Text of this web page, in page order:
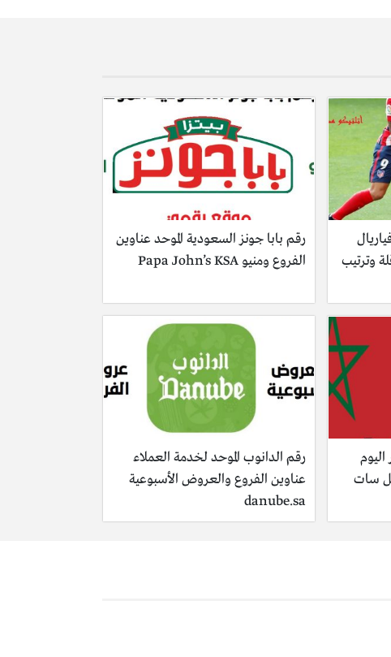
وترتيب
رقم بابا جونز السعودية الموحد عناوين
الفروع ومنيو Papa John’s KSA
سات
رقم الدانوب الموحد لخدمة العملاء
عناوين الفروع والعروض الأسبوعية
danube.sa